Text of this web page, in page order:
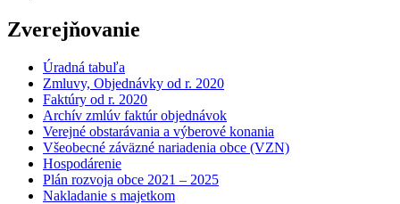
Zverejňovanie
Úradná tabuľa
Zmluvy, Objednávky od r. 2020
Faktúry od r. 2020
Archív zmlúv faktúr objednávok
Verejné obstarávania a výberové konania
Všeobecné záväzné nariadenia obce (VZN)
Hospodárenie
Plán rozvoja obce 2021 – 2025
Nakladanie s majetkom